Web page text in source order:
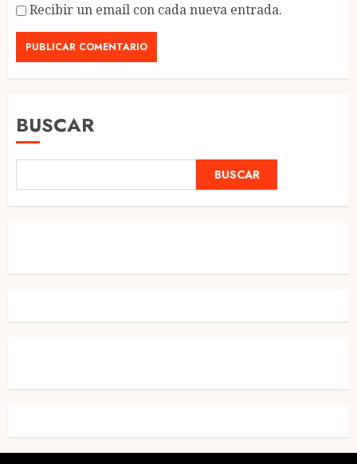
Recibir un email con cada nueva entrada.
BUSCAR
BUSCAR